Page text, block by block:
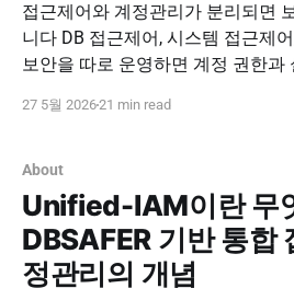
접근제어와 계정관리가 분리되면
니다 DB 접근제어, 시스템 접근제어, 계정관리, 서버·파일
보안을 따로 운영하면 계정 권한과
수 있습니다. Unified-IAM 기반 통합
PNPSECURE · Unified-IAM
27 5월 202621 min read
About
Unified-IAM이란 무
DBSAFER 기반 통합
정관리의 개념